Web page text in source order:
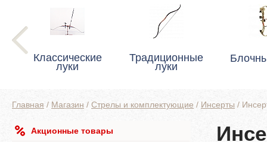
Классические
луки
Традиционные
луки
Главная / Магазин / Стрелы и комплектующие / Инсерты /
Акционные товары